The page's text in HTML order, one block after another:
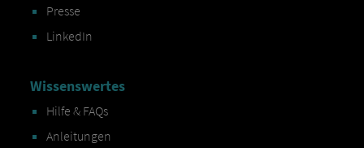
Presse
LinkedIn
Wissenswertes
Hilfe & FAQs
Anleitungen